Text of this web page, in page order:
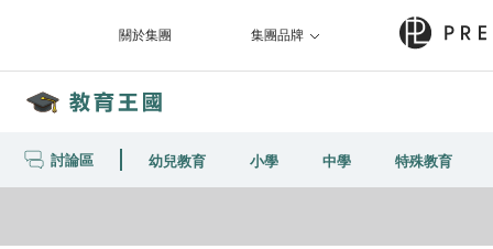
關於集團 集團品牌
討論區 幼兒教育 小學 中學 特殊教育